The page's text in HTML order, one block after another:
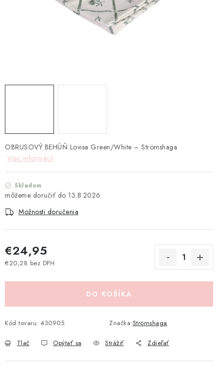
ZNAČKY
Ako nakupovať
Podmienky ochrany osobných údajov
Návod na údržbu nábytku
OBRUSOVÝ BEHÚŇ Lovisa Green/White – Strömshaga
Viac informácií
Skladom
13.8.2026
Možnosti doručenia
€24,95
€20,28 bez DPH
DO KOŠÍKA
Kód tovaru: 430905 Značka:Strömshaga
Tlač Opýtať sa Strážiť Zdieľať